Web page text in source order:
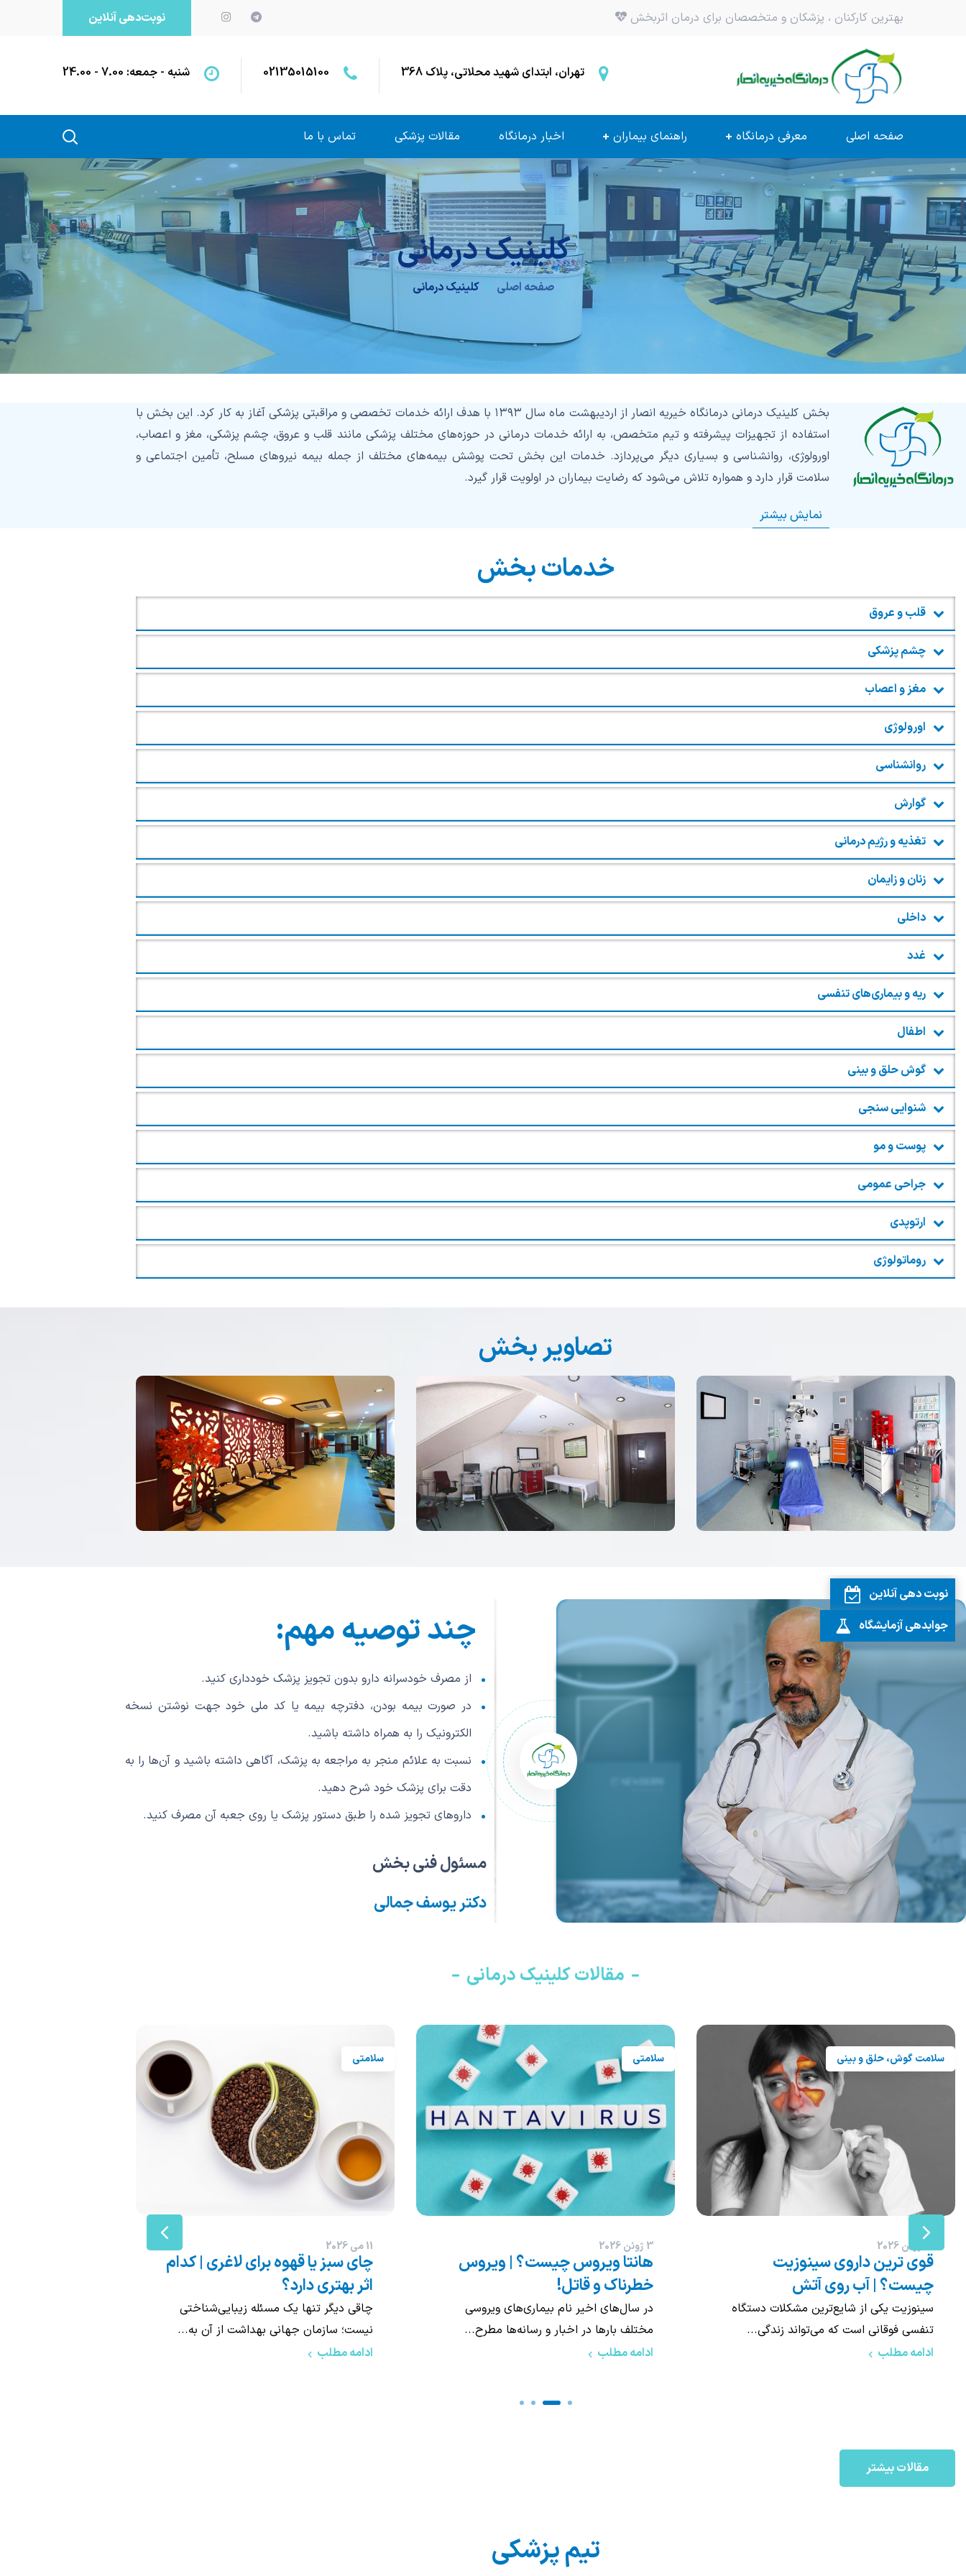
بهترین کارکنان ، پزشکان و متخصصان برای درمان اثربخش نوبت‌دهی آنلاین
تهران، ابتدای شهید محلاتی، پلاک 368 02135015100 شنبه - جمعه: 7.00 - 24.00
صفحه اصلی معرفی درمانگاه راهنمای بیماران اخبار درمانگاه مقالات پزشکی تماس با ما
کلینیک درمانی
صفحه اصلی کلینیک درمانی
بخش کلینیک درمانی درمانگاه خیریه انصار از اردیبهشت ماه سال ۱۳۹۳ با هدف ارائه خدمات تخصصی و مراقبتی پزشکی آغاز به کار کرد. این بخش با
استفاده از تجهیزات پیشرفته و تیم متخصص، به ارائه خدمات درمانی در حوزه‌های مختلف پزشکی مانند قلب و عروق، چشم پزشکی، مغز و اعصاب،
اورولوژی، روانشناسی و بسیاری دیگر می‌پردازد. خدمات این بخش تحت پوشش بیمه‌های مختلف از جمله بیمه نیروهای مسلح، تأمین اجتماعی و
سلامت قرار دارد و همواره تلاش می‌شود که رضایت بیماران در اولویت قرار گیرد.
نمایش بیشتر
خدمات بخش
قلب و عروق
چشم پزشکی
مغز و اعصاب
اورولوژی
روانشناسی
گوارش
تغذیه و رژیم درمانی
زنان و زایمان
داخلی
غدد
ریه و بیماری‌های تنفسی
اطفال
گوش حلق و بینی
شنوایی سنجی
پوست و مو
جراحی عمومی
ارتوپدی
روماتولوژی
تصاویر بخش
چند توصیه مهم:
از مصرف خودسرانه دارو بدون تجویز پزشک خودداری کنید.
در صورت بیمه بودن، دفترچه بیمه یا کد ملی خود جهت نوشتن نسخه
الکترونیک را به همراه داشته باشید.
نسبت به علائم منجر به مراجعه به پزشک، آگاهی داشته باشید و آن‌ها را به
دقت برای پزشک خود شرح دهید.
داروهای تجویز شده را طبق دستور پزشک یا روی جعبه آن مصرف کنید.
مسئول فنی بخش
دکتر یوسف جمالی
مقالات کلینیک درمانی
سلامتی مغز و اعصاب
با خطرات و عوارض قطع داروهای
افسردگی آشنا شوید!
افسردگی یکی از شایع‌ترین اختلالات روانی در
جهان امروز محسوب می‌شود که...
ادامه مطلب
سلامتی مکمل غذایی
10 فوریه 2026
جدید: بهترین ویتامین برای تقویت
سیستم ایمنی بدن
سیستم ایمنی بدن، مهم‌ترین خط دفاعی ما
در برابر بیماری‌ها محسوب می‌شود. این...
ادامه مطلب
سلامتی
12 ژانویه 2026
علت لرزش دست در جوانی + (5
روش کنترل و درمان)
لرزش دست در سنین جوانی می‌تواند باعث
نگرانی شود، زیرا بسیاری تصور می‌کنند این...
ادامه مطلب
مقالات بیشتر
تیم پزشکی
نوبت دهی آنلاین
جوابدهی آزمایشگاه